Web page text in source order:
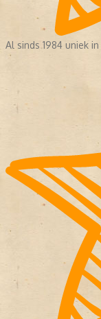
Al sinds 1984 uniek